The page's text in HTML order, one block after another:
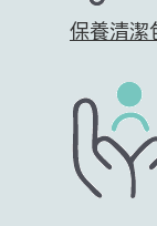
保養清潔